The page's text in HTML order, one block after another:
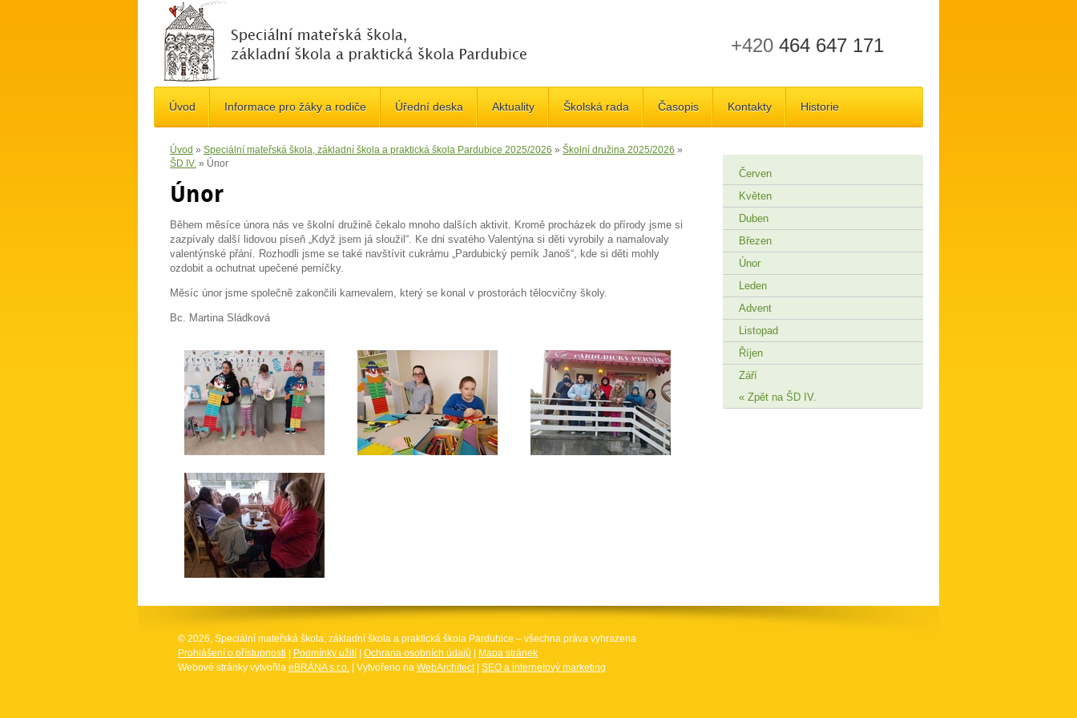
+420 464 647 171
Úvod Informace pro žáky a rodiče Úřední deska Aktuality Školská rada Časopis Kontakty Historie
Úvod » Speciální mateřská škola, základní škola a praktická škola Pardubice 2025/2026 » Školní družina 2025/2026 »
ŠD IV. » Únor
Únor
Během měsíce února nás ve školní družině čekalo mnoho dalších aktivit. Kromě procházek do přírody jsme si
zazpívaly další lidovou píseň „Když jsem já sloužil“. Ke dni svatého Valentýna si děti vyrobily a namalovaly
valentýnské přání. Rozhodli jsme se také navštívit cukrárnu „Pardubický perník Janoš“, kde si děti mohly
ozdobit a ochutnat upečené perníčky.
Měsíc únor jsme společně zakončili karnevalem, který se konal v prostorách tělocvičny školy.
Bc. Martina Sládková
Červen
Květen
Duben
Březen
Únor
Leden
Advent
Listopad
Říjen
Září
Zpět na ŠD IV.
© 2026, Speciální mateřská škola, základní škola a praktická škola Pardubice – všechna práva vyhrazena
Prohlášení o přístupnosti
Podmínky užití Ochrana osobních údajů
Mapa stránek
Webové stránky vytvořila eBRÁNA s.r.o. | Vytvořeno na WebArchitect| SEO a internetový marketing